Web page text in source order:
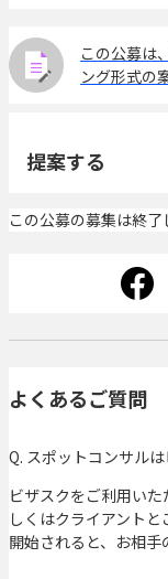
この公募は
ング形式の
提案する
この公募の募集は終了
よくあるご質問
Q. スポットコンサル
ビザスクをご利用い
しくはクライアント
開始されると、お相手